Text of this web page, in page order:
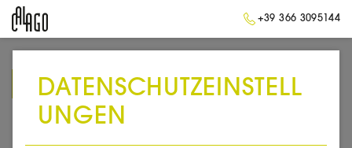
+39 366 3095144
ZURÜCK ZUR STARTSEITE
CURTEFRANCA DOC
DATENSCHUTZEINSTELL
UNGEN